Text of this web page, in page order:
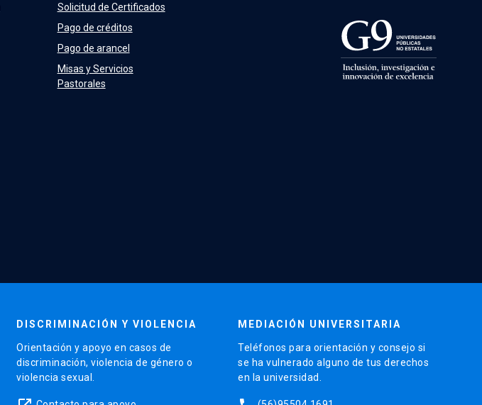
Solicitud de Certificados
Pago de créditos
Pago de arancel
Misas y Servicios
Pastorales
DISCRIMINACIÓN Y VIOLENCIA
Orientación y apoyo en casos de
discriminación, violencia de género o
violencia sexual.
MEDIACIÓN UNIVERSITARIA
Teléfonos para orientación y consejo si
se ha vulnerado alguno de tus derechos
en la universidad.